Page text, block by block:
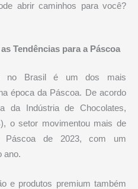
abrir caminhos para você?
Tendências para a Páscoa
no Brasil é um dos mais
época da Páscoa. De acordo
da Indústria de Chocolates,
o setor movimentou mais de
Páscoa de 2023, com um
ano.
e produtos premium também